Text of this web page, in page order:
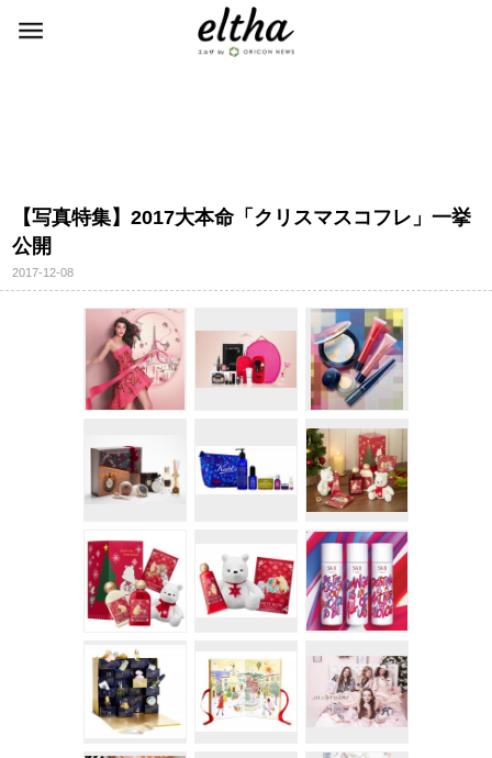
【写真特集】2017大本命「クリスマスコフレ」一挙
公開
2017-12-08